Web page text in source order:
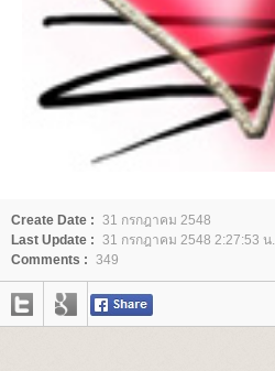
Create Date : 31 กรกฎาคม 2548
Last Update : 31 กรกฎาคม 2548 2:27:53 น.
Comments : 349